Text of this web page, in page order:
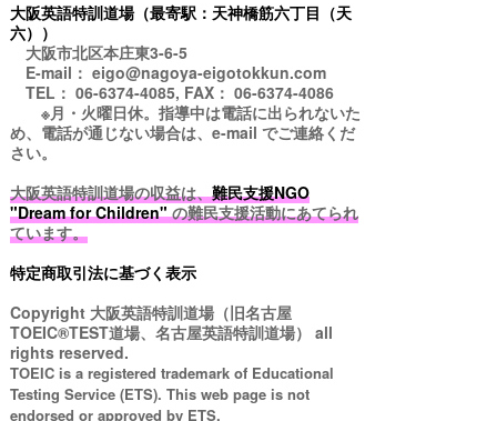
大阪英語特訓道場（最寄駅：天神橋筋六丁目（天
六））
大阪市北区本庄東3-6-5
E-mail： eigo@nagoya-eigotokkun.com
TEL： 06-6374-4085, FAX： 06-6374-4086
※月・火曜日休。指導中は電話に出られないた
め、電話が通じない場合は、e-mail でご連絡くだ
さい。
大阪英語特訓道場の収益は、難民支援NGO
"Dream for Children"の難民支援活動にあてられ
ています。
特定商取引法に基づく表示
Copyright 大阪英語特訓道場（旧名古屋
TOEIC®TEST道場、名古屋英語特訓道場） all
rights reserved.
TOEIC is a registered trademark of Educational
Testing Service (ETS). This web page is not
endorsed or approved by ETS.